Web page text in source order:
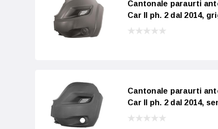
Cantonale paraurti
Car II ph. 2 dal 2014,
Cantonale paraurti
Car II ph. 2 dal 2014,